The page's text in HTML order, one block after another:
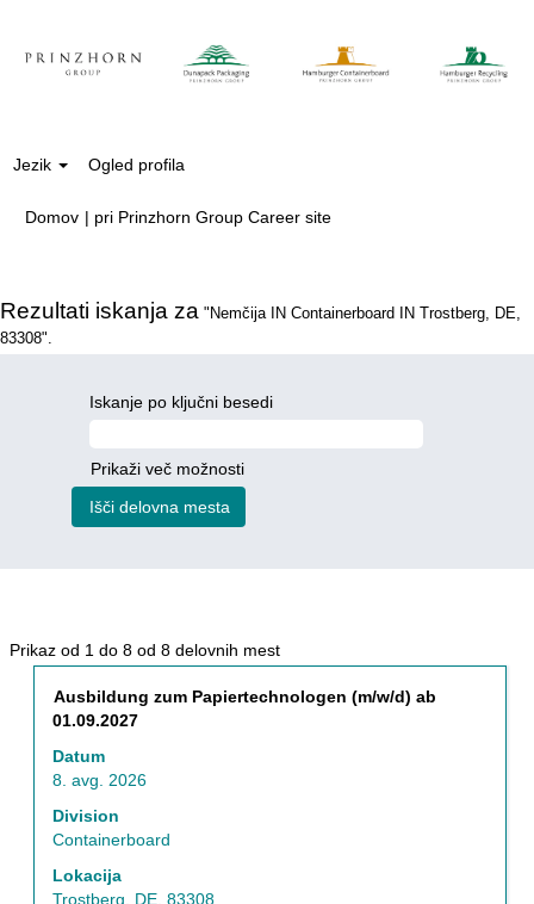
Jezik Ogled profila
Domov | pri Prinzhorn Group Career site(trenutna
Rezultati iskanja za "Nemčija IN Containerboard IN Trostberg, DE,
83308".
Iskanje po ključni besedi
Prikaži več možnosti
Prikaz od 1 do 8 od 8 delovnih mestRezultati
iskanja
za
Naziv
Ausbildung zum Papiertechnologen (m/w/d) ab
01.09.2027
Datum
8. avg. 2026
Division
Containerboard
Lokacija
Trostberg, DE, 83308
Izberite
s
da
vidite
celotno
vsebino
o